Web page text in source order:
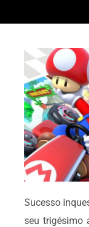
Sucesso
seu trigésimo